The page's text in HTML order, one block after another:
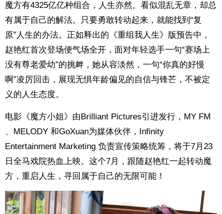
魔方有4325亿亿种组合，人生亦然。看似混乱无章，却总
有属于自己的解法。只要勇敢转动起来，就能找到“复
原”人生的办法。正如释出的《重组我人生》版预告中，
赵艳红首次登场便气场全开，面对年轻选手一句“赛场上
没有尊老爱幼”的挑衅，她从容淡然，一句“你真的好慢
啊”凌厉回击，展现无惧年龄偏见的自信与锋芒，不被定
义的人生态度。
电影《魔方小姐》由Brilliant Pictures引进发行，MY FM
、MELODY 和GoXuan为媒体伙伴，Infinity
Entertainment Marketing 负责宣传策略统筹，将于7月23
日全马戏院热血上映。这个7月，跟随赵艳红一起转动魔
方，重启人生，寻回属于自己的无限可能！